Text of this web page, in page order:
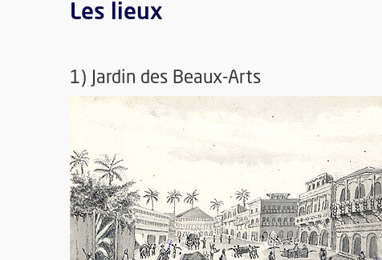
Les lieux
1) Jardin des Beaux-Arts